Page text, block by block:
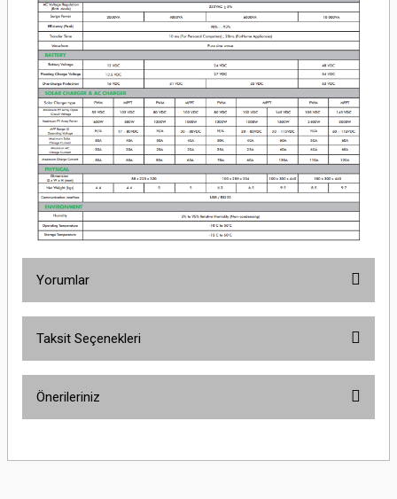
Yorumlar
Taksit Seçenekleri
Önerileriniz